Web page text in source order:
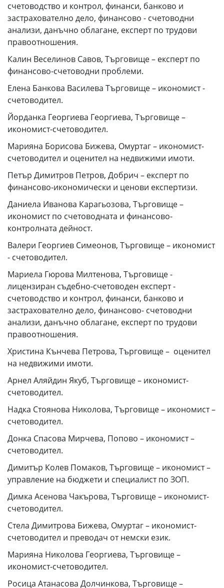
счетоводство и контрол, финанси, банково и
застрахователно дело, финансово - счетоводни
анализи, данъчно облагане, експерт по трудови
правоотношения.
Калин Веселинов Савов, Търговище – експерт по
финансово-счетоводни проблеми.
Елена Банкова Василева Търговище – икономист -
счетоводител.
Йорданка Георгиева Георгиева, Търговище –
икономист-счетоводител.
Марияна Борисова Бижева, Омуртаг – икономист-
счетоводител и оценител на недвижими имоти.
Петър Димитров Петров, Добрич – експерт по
финансово-икономически и ценови експертизи.
Даниела Иванова Карагьозова, Търговище –
икономист по счетоводната и финансово-
контролната дейност.
Валери Георгиев Симеонов, Търговище – икономист
- счетоводител.
Мариела Гюрова Милтенова, Търговище -
лицензиран съдебно-счетоводен експерт -
счетоводство и контрол, финанси, банково и
застрахователно дело, финансово- счетоводни
анализи, данъчно облагане, експерт по трудови
правоотношения.
Христина Кънчева Петрова, Търговище – оценител
на недвижими имоти.
Арнел Аляйдин Якуб, Търговище – икономист-
счетоводител.
Надка Стоянова Николова, Търговище – икономист –
счетоводител.
Донка Спасова Мирчева, Попово – икономист –
счетоводител.
Димитър Колев Помаков, Търговище – икономист –
управление на бюджети и специалист по ЗОП.
Димка Асенова Чакърова, Търговище – икономист-
счетоводител.
Стела Димитрова Бижева, Омуртаг – икономист-
счетоводител и преводач от немски език.
Марияна Николова Георгиева, Търговище –
икономист-счетоводител.
Росица Атанасова Долчинкова, Търговище –